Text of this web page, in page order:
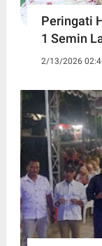
Peringati
1 Semin
2/13/2026